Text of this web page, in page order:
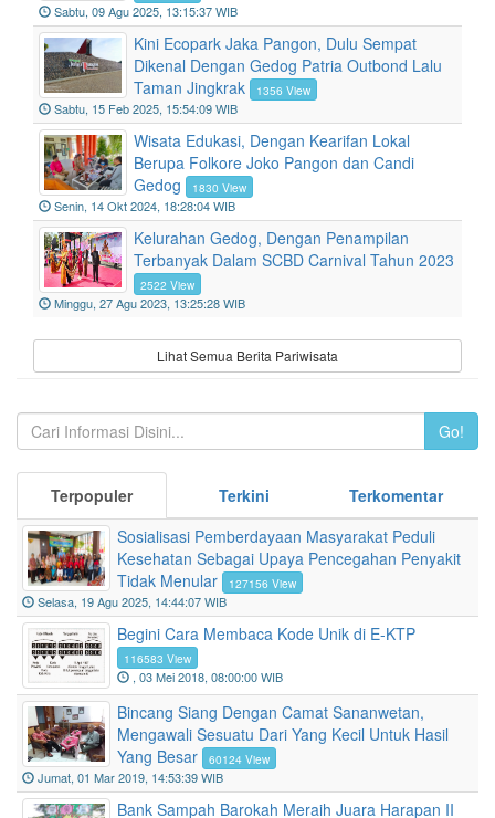
1514 View
Sabtu, 09 Agu 2025, 13:15:37 WIB
Kini Ecopark Jaka Pangon, Dulu Sempat
Dikenal Dengan Gedog Patria Outbond Lalu
Taman Jingkrak
Sabtu, 15 Feb 2025, 15:54:09 WIB
Wisata Edukasi, Dengan Kearifan Lokal
Berupa Folkore Joko Pangon dan Candi
Gedog
1830 View
Senin, 14 Okt 2024, 18:28:04 WIB
Kelurahan Gedog, Dengan Penampilan
Terbanyak Dalam SCBD Carnival Tahun 2023
2522 View
Lihat Semua Berita Pariwisata
Go!
Terpopuler Terkini
Terkomentar
Sosialisasi Pemberdayaan Masyarakat Peduli
Kesehatan Sebagai Upaya Pencegahan Penyakit
Tidak Menular
Selasa, 19 Agu 2025, 14:44:07 WIB
Begini Cara Membaca Kode Unik di E-KTP
116583 View
, 03 Mei 2018, 08:00:00 WIB
Bincang Siang Dengan Camat Sananwetan,
Mengawali Sesuatu Dari Yang Kecil Untuk Hasil
Yang Besar
60124 View
Jumat, 01 Mar 2019, 14:53:39 WIB